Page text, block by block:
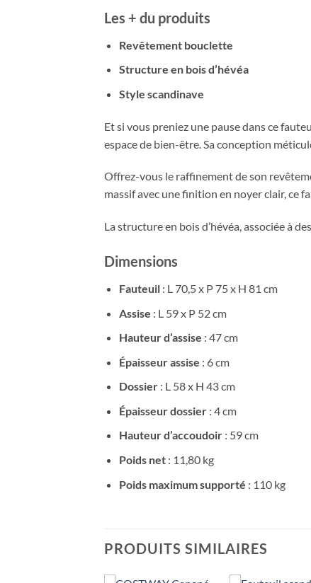
Les + du produits
Revêtement bouclette
Structure en bois d’hévéa
Style scandinave
Et si vous preniez une pause dans ce
espace de bien-être. Sa conception
Offrez-vous le raffinement de son
massif avec une finition en noyer clair, ce
La structure en bois d’hévéa, associée à
Dimensions
Fauteuil: L 70,5 x P 75 x H 81 cm
Assise : L 59 x P 52 cm
Hauteur d’assise : 47 cm
Épaisseur assise : 6 cm
Dossier: L 58 x H 43 cm
Épaisseur dossier: 4 cm
Hauteur d’accoudoir: 59 cm
Poids net: 11,80 kg
Poids maximum supporté : 110 kg
PRODUITS SIMILAIRES